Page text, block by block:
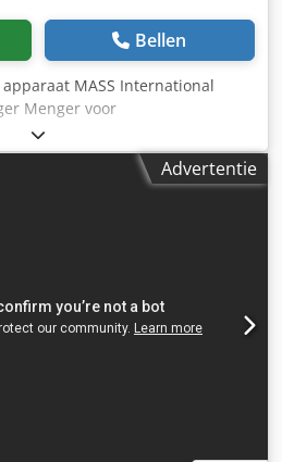
Bellen
MASS International
Menger voor
termijn leverbaar uit voorraad
Stalen uitvoering Inhoud 200 liter
700 mm Breedte 700 mm Hoogte
voor vulpeilcontrole
Interval- en continu mengen
Tvowek Beschrijving: MV
Advertentie